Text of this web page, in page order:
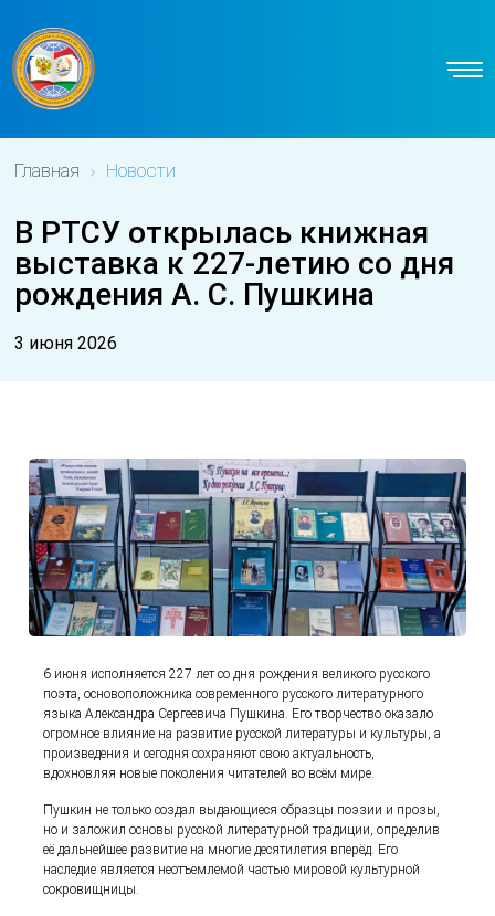
Главная Новости
В РТСУ открылась книжная
выставка к 227-летию со дня
рождения А. С. Пушкина
3 июня 2026
6 июня исполняется 227 лет со дня рождения великого русского
поэта, основоположника современного русского литературного
языка Александра Сергеевича Пушкина. Его творчество оказало
огромное влияние на развитие русской литературы и культуры, а
произведения и сегодня сохраняют свою актуальность,
вдохновляя новые поколения читателей во всём мире.
Пушкин не только создал выдающиеся образцы поэзии и прозы,
но и заложил основы русской литературной традиции, определив
её дальнейшее развитие на многие десятилетия вперёд. Его
наследие является неотъемлемой частью мировой культурной
сокровищницы.